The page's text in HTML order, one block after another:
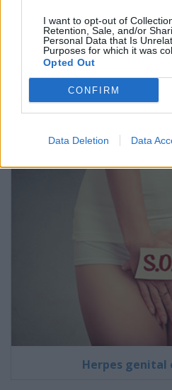
I want to opt-out of
Retention, Sale, and/or
Personal Data that Is
Purposes for which it was
Opted Out
CONFIRM
Data Deletion Data
Síntomas de
Herpes genital